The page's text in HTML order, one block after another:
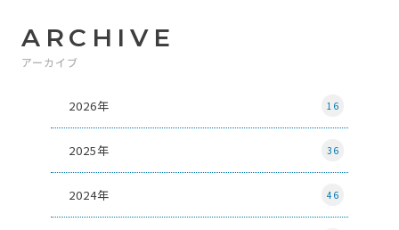
ARCHIVE
アーカイブ
2026年 16
2025年 36
2024年 46